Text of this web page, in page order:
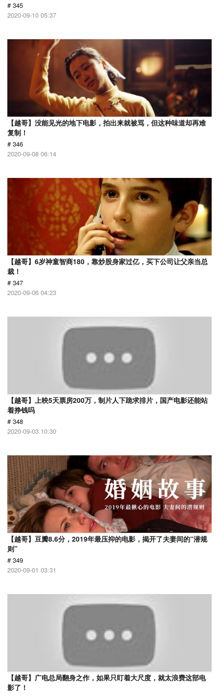
# 345
2020-09-10 05:37
【越哥】没能见光的地下电影，拍出来就被骂，但这种味道却再难
复制！
# 346
2020-09-08 06:14
【越哥】6岁神童智商180，靠炒股身家过亿，买下公司让父亲当总
裁！
# 347
2020-09-06 04:23
【越哥】上映5天票房200万，制片人下跪求排片，国产电影还能站
着挣钱吗
# 348
2020-09-03 10:30
【越哥】豆瓣8.6分，2019年最压抑的电影，揭开了夫妻间的“潜规
则”
# 349
2020-09-01 03:31
【越哥】广电总局翻身之作，如果只盯着大尺度，就太浪费这部电
影了！